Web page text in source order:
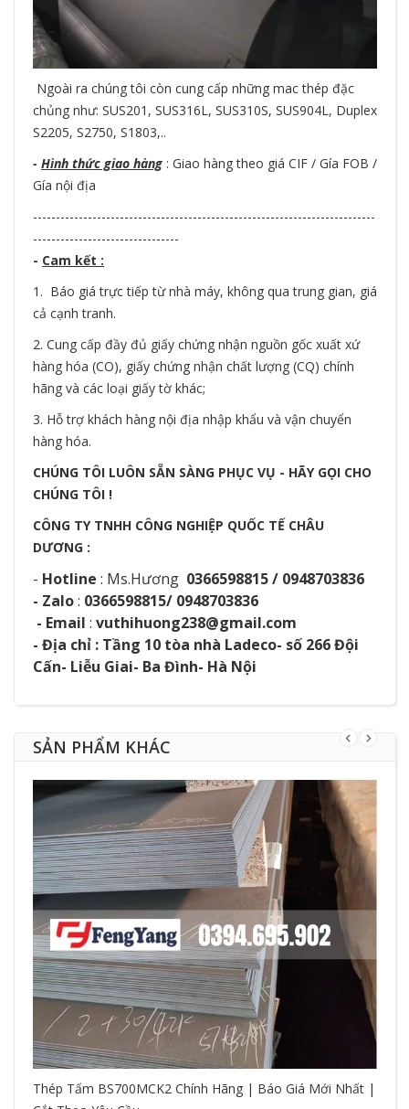
Ngoài ra chúng tôi còn cung cấp những mac thép đặc
chủng như: SUS201, SUS316L, SUS310S, SUS904L, Duplex
S2205, S2750, S1803,..
- Hình thức giao hàng : Giao hàng theo giá CIF / Gía FOB /
Gía nội địa
---------------------------------------------------------------------------
--------------------------------
- Cam kết :
1. Báo giá trực tiếp từ nhà máy, không qua trung gian, giá
cả cạnh tranh.
2. Cung cấp đầy đủ giấy chứng nhận nguồn gốc xuất xứ
hàng hóa (CO), giấy chứng nhận chất lượng (CQ) chính
hãng và các loại giấy tờ khác;
3. Hỗ trợ khách hàng nội địa nhập khẩu và vận chuyển
hàng hóa.
CHÚNG TÔI LUÔN SẴN SÀNG PHỤC VỤ - HÃY GỌI CHO
CHÚNG TÔI !
CÔNG TY TNHH CÔNG NGHIỆP QUỐC TẾ CHÂU
DƯƠNG :
- Hotline : Ms.Hương 0366598815 / 0948703836
- Zalo: 0366598815/ 0948703836
- Email : vuthihuong238@gmail.com
- Địa chỉ : Tầng 10 tòa nhà Ladeco- số 266 Đội
Cấn- Liễu Giai- Ba Đình- Hà Nội
SẢN PHẨM KHÁC
Thép Tấm BS700MCK2 Chính Hãng | Báo Giá Mới Nhất |